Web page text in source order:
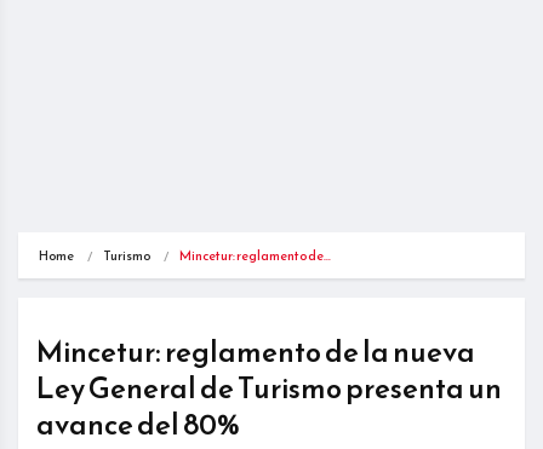
Home Turismo Mincetur: reglamento de…
Mincetur: reglamento de la nueva
Ley General de Turismo presenta un
avance del 80%